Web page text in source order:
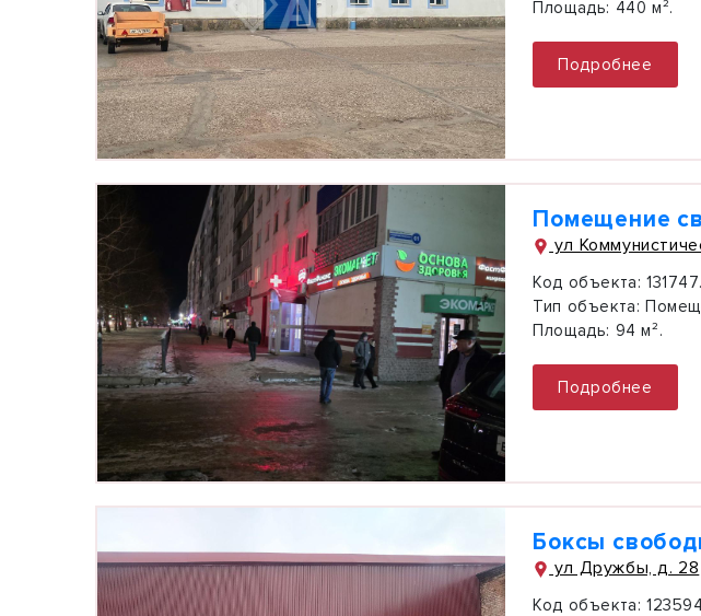
Площадь: 440 м².
Подробнее
Помещение
ул
Код объекта: 131747.
Тип объекта:
Площадь: 94 м².
Подробнее
Боксы
ул Дружбы, д. 28
Код объекта: